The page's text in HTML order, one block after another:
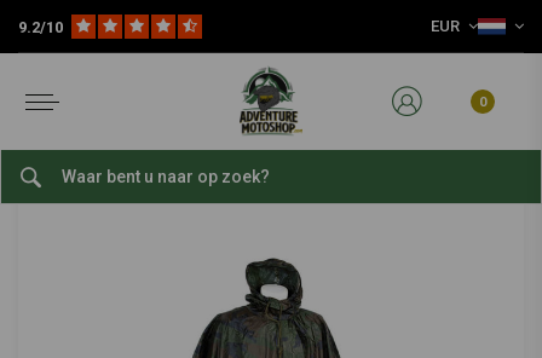
9.2/10 EUR
0
Reis Accessoires Poncho Woodland Camo
Poncho Woodland Camo